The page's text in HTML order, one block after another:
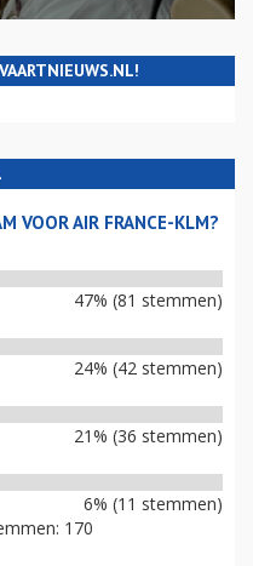
VOOR AIR FRANCE-KLM?
47% (81 stemmen)
24% (42 stemmen)
21% (36 stemmen)
6% (11 stemmen)
170